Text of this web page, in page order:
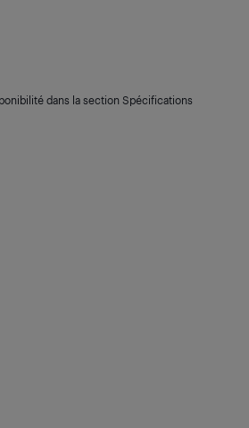
dans la section Spécifications